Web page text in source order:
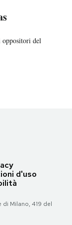
del
durante la
d'uso
di Milano, 419 del